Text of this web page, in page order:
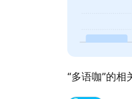
“多语咖”的